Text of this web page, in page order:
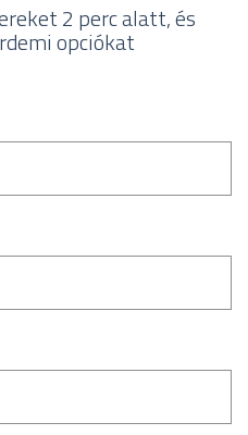
2 perc alatt, és
opciókat